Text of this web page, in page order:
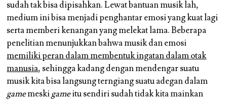
sudah tak bisa dipisahkan. Lewat bantuan musik lah,
medium ini bisa menjadi penghantar emosi yang kuat lagi
serta memberi kenangan yang melekat lama. Beberapa
penelitian menunjukkan bahwa musik dan emosi
memiliki peran dalam membentuk ingatan dalam otak
manusia, sehingga kadang dengan mendengar suatu
musik kita bisa langsung terngiang suatu adegan dalam
gamemeskigameitu sendiri sudah tidak kita mainkan